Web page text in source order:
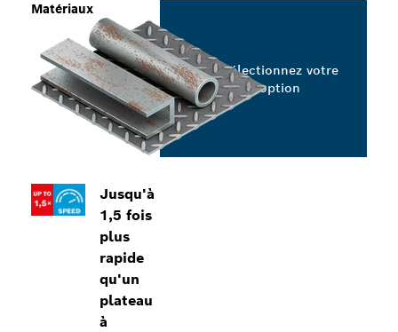
Jusqu'à
1,5 fois
plus
rapide
qu'un
plateau
à
Matériaux
Sélectionnez votre
option